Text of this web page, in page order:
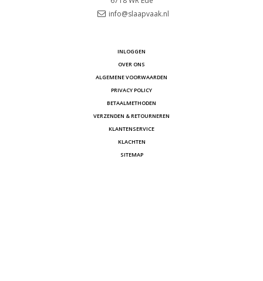
info@slaapvaak.nl
INLOGGEN
OVER ONS
ALGEMENE VOORWAARDEN
PRIVACY POLICY
BETAALMETHODEN
VERZENDEN & RETOURNEREN
KLANTENSERVICE
KLACHTEN
SITEMAP